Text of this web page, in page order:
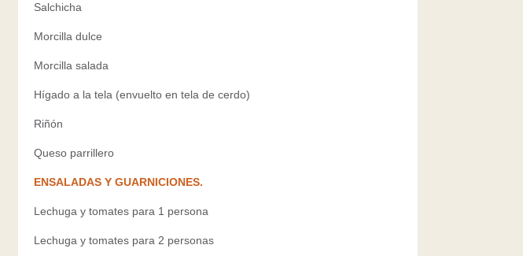
Salchicha
Morcilla dulce
Morcilla salada
Hígado a la tela (envuelto en tela de cerdo)
Riñón
Queso parrillero
ENSALADAS Y GUARNICIONES.
Lechuga y tomates para 1 persona
Lechuga y tomates para 2 personas